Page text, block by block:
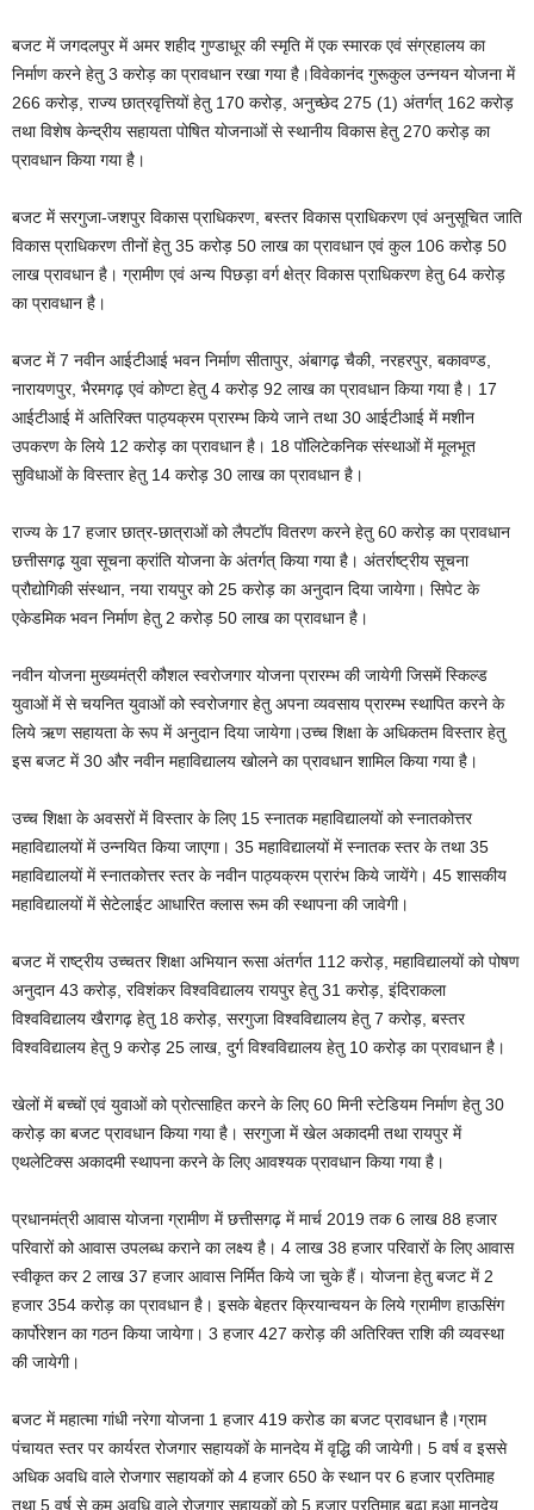
बजट में जगदलपुर में अमर शहीद गुण्डाधूर की स्मृति में एक स्मारक एवं संग्रहालय का
निर्माण करने हेतु 3 करोड़ का प्रावधान रखा गया है।विवेकानंद गुरूकुल उन्नयन योजना में
266 करोड़, राज्य छात्रवृत्तियों हेतु 170 करोड़, अनुच्छेद 275 (1) अंतर्गत् 162 करोड़
तथा विशेष केन्द्रीय सहायता पोषित योजनाओं से स्थानीय विकास हेतु 270 करोड़ का
प्रावधान किया गया है।
बजट में सरगुजा-जशपुर विकास प्राधिकरण, बस्तर विकास प्राधिकरण एवं अनुसूचित जाति
विकास प्राधिकरण तीनों हेतु 35 करोड़ 50 लाख का प्रावधान एवं कुल 106 करोड़ 50
लाख प्रावधान है। ग्रामीण एवं अन्य पिछड़ा वर्ग क्षेत्र विकास प्राधिकरण हेतु 64 करोड़
का प्रावधान है।
बजट में 7 नवीन आईटीआई भवन निर्माण सीतापुर, अंबागढ़ चैकी, नरहरपुर, बकावण्ड,
नारायणपुर, भैरमगढ़ एवं कोण्टा हेतु 4 करोड़ 92 लाख का प्रावधान किया गया है। 17
आईटीआई में अतिरिक्त पाठ्यक्रम प्रारम्भ किये जाने तथा 30 आईटीआई में मशीन
उपकरण के लिये 12 करोड़ का प्रावधान है। 18 पॉलिटेकनिक संस्थाओं में मूलभूत
सुविधाओं के विस्तार हेतु 14 करोड़ 30 लाख का प्रावधान है।
राज्य के 17 हजार छात्र-छात्राओं को लैपटॉप वितरण करने हेतु 60 करोड़ का प्रावधान
छत्तीसगढ़ युवा सूचना क्रांति योजना के अंतर्गत् किया गया है। अंतर्राष्ट्रीय सूचना
प्रौद्योगिकी संस्थान, नया रायपुर को 25 करोड़ का अनुदान दिया जायेगा। सिपेट के
एकेडमिक भवन निर्माण हेतु 2 करोड़ 50 लाख का प्रावधान है।
नवीन योजना मुख्यमंत्री कौशल स्वरोजगार योजना प्रारम्भ की जायेगी जिसमें स्किल्ड
युवाओं में से चयनित युवाओं को स्वरोजगार हेतु अपना व्यवसाय प्रारम्भ स्थापित करने के
लिये ऋण सहायता के रूप में अनुदान दिया जायेगा।उच्च शिक्षा के अधिकतम विस्तार हेतु
इस बजट में 30 और नवीन महाविद्यालय खोलने का प्रावधान शामिल किया गया है।
उच्च शिक्षा के अवसरों में विस्तार के लिए 15 स्नातक महाविद्यालयों को स्नातकोत्तर
महाविद्यालयों में उन्नयित किया जाएगा। 35 महाविद्यालयों में स्नातक स्तर के तथा 35
महाविद्यालयों में स्नातकोत्तर स्तर के नवीन पाठ्यक्रम प्रारंभ किये जायेंगे। 45 शासकीय
महाविद्यालयों में सेटेलाईट आधारित क्लास रूम की स्थापना की जावेगी।
बजट में राष्ट्रीय उच्चतर शिक्षा अभियान रूसा अंतर्गत 112 करोड़, महाविद्यालयों को पोषण
अनुदान 43 करोड़, रविशंकर विश्वविद्यालय रायपुर हेतु 31 करोड़, इंदिराकला
विश्वविद्यालय खैरागढ़ हेतु 18 करोड़, सरगुजा विश्वविद्यालय हेतु 7 करोड़, बस्तर
विश्वविद्यालय हेतु 9 करोड़ 25 लाख, दुर्ग विश्वविद्यालय हेतु 10 करोड़ का प्रावधान है।
खेलों में बच्चों एवं युवाओं को प्रोत्साहित करने के लिए 60 मिनी स्टेडियम निर्माण हेतु 30
करोड़ का बजट प्रावधान किया गया है। सरगुजा में खेल अकादमी तथा रायपुर में
एथलेटिक्स अकादमी स्थापना करने के लिए आवश्यक प्रावधान किया गया है।
प्रधानमंत्री आवास योजना ग्रामीण में छत्तीसगढ़ में मार्च 2019 तक 6 लाख 88 हजार
परिवारों को आवास उपलब्ध कराने का लक्ष्य है। 4 लाख 38 हजार परिवारों के लिए आवास
स्वीकृत कर 2 लाख 37 हजार आवास निर्मित किये जा चुके हैं। योजना हेतु बजट में 2
हजार 354 करोड़ का प्रावधान है। इसके बेहतर क्रियान्वयन के लिये ग्रामीण हाऊसिंग
कार्पोरेशन का गठन किया जायेगा। 3 हजार 427 करोड़ की अतिरिक्त राशि की व्यवस्था
की जायेगी।
बजट में महात्मा गांधी नरेगा योजना 1 हजार 419 करोड का बजट प्रावधान है।ग्राम
पंचायत स्तर पर कार्यरत रोजगार सहायकों के मानदेय में वृद्धि की जायेगी। 5 वर्ष व इससे
अधिक अवधि वाले रोजगार सहायकों को 4 हजार 650 के स्थान पर 6 हजार प्रतिमाह
तथा 5 वर्ष से कम अवधि वाले रोजगार सहायकों को 5 हजार प्रतिमाह बढ़ा हुआ मानदेय